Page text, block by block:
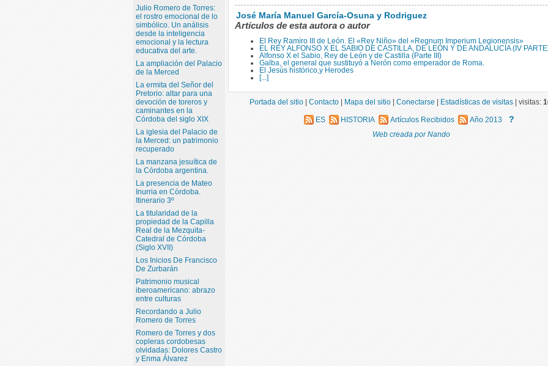
José María Manuel García-Osuna y Rodriguez
Artículos de esta autora o autor
El Rey Ramiro III de León. El «Rey Niño» del «Regnum Imperium Legionensis»
EL REY ALFONSO X EL SABIO DE CASTILLA, DE LEÓN Y DE ANDALUCÍA (IV
Alfonso X el Sabio, Rey de León y de Castilla (Parte III)
Galba, el general que sustituyó a Nerón como emperador de Roma.
El Jesús histórico,y Herodes
[...]
Julio Romero de Torres:
el rostro emocional de lo
simbólico. Un análisis
desde la inteligencia
emocional y la lectura
educativa del arte.
La ampliación del Palacio
de la Merced
La ermita del Señor del
Pretorio: altar para una
devoción de toreros y
caminantes en la
Córdoba del siglo XIX
La iglesia del Palacio de
la Merced: un patrimonio
recuperado
La manzana jesuítica de
la Córdoba argentina.
La presencia de Mateo
Inurria en Córdoba.
Itinerario 3º
La titularidad de la
propiedad de la Capilla
Real de la Mezquita-
Catedral de Córdoba
(Siglo XVII)
Los Inicios De Francisco
De Zurbarán
Patrimonio musical
iberoamericano: abrazo
entre culturas
Recordando a Julio
Romero de Torres
Romero de Torres y dos
copleras cordobesas
olvidadas: Dolores Castro
y Enma Álvarez
Portada del sitio|Contacto|Mapa del sitio|Conectarse|Estadísticas de visitas|visitas:
ES HISTORIA Artículos Recibidos Año 2013 ?
Web creada por Nando